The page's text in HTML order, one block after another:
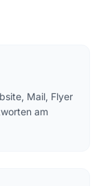
Mail, Flyer
am